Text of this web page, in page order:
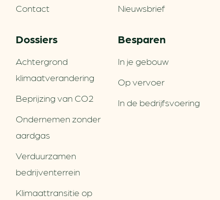
Contact
Nieuwsbrief
Dossiers
Achtergrond
klimaatverandering
Beprijzing van CO2
Ondernemen zonder
aardgas
Verduurzamen
bedrijventerrein
Klimaattransitie op
Besparen
In je gebouw
Op vervoer
In de bedrijfsvoering